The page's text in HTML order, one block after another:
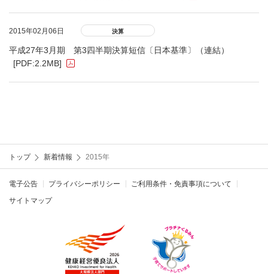
2015年02月06日 決算
平成27年3月期 第3四半期決算短信〔日本基準〕（連結）
[PDF:2.2MB]
トップ 新着情報 2015年
電子公告 プライバシーポリシー
ご利用条件・免責事項について
サイトマップ